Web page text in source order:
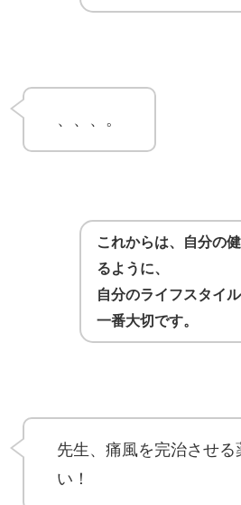
、、、。
これからは、自分の
るように、
自分のライフスタイ
一番大切です。
先生、痛風を完治させる
い！